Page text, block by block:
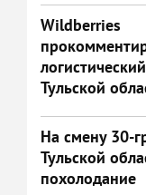
Wildberries
Тульской
На смену 30-
Тульской
похолодание